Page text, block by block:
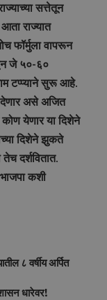
सत्तेतून
राज्यात
फॉर्मुला वापरून
जे ५०-६०
टप्प्याने सुरू आहे.
देणार असे अजित
कोण येणार या दिशेने
दिशेने झुकते
दर्शवितात.
कशी
८ वर्षीय अर्पित
धारेवर!